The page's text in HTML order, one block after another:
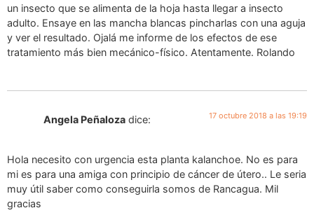
un insecto que se alimenta de la hoja hasta llegar a insecto
adulto. Ensaye en las mancha blancas pincharlas con una aguja
y ver el resultado. Ojalá me informe de los efectos de ese
tratamiento más bien mecánico-físico. Atentamente. Rolando
Angela Peñaloza dice: 17 octubre 2018 a las 19:19
Hola necesito con urgencia esta planta kalanchoe. No es para
mi es para una amiga con principio de cáncer de útero.. Le seria
muy útil saber como conseguirla somos de Rancagua. Mil
gracias